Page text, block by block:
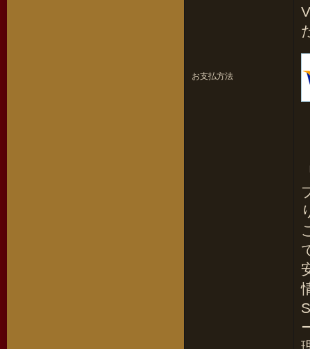
お支払方法